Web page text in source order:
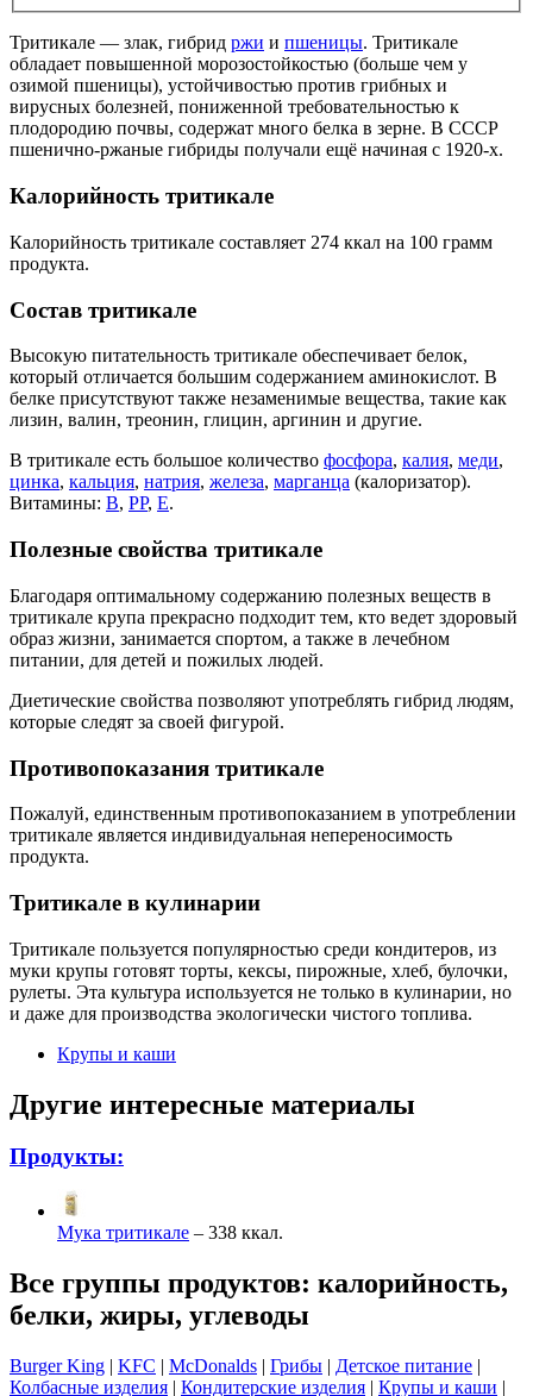
Тритикале — злак, гибрид ржи и пшеницы. Тритикале
обладает повышенной морозостойкостью (больше чем у
озимой пшеницы), устойчивостью против грибных и
вирусных болезней, пониженной требовательностью к
плодородию почвы, содержат много белка в зерне. В СССР
пшенично-ржаные гибриды получали ещё начиная с 1920-х.
Калорийность тритикале
Калорийность тритикале составляет 274 ккал на 100 грамм
продукта.
Состав тритикале
Высокую питательность тритикале обеспечивает белок,
который отличается большим содержанием аминокислот. В
белке присутствуют также незаменимые вещества, такие как
лизин, валин, треонин, глицин, аргинин и другие.
В тритикале есть большое количество фосфора, калия, меди,
цинка, кальция, натрия, железа, марганца (калоризатор).
Витамины: В, РР, Е.
Полезные свойства тритикале
Благодаря оптимальному содержанию полезных веществ в
тритикале крупа прекрасно подходит тем, кто ведет здоровый
образ жизни, занимается спортом, а также в лечебном
питании, для детей и пожилых людей.
Диетические свойства позволяют употреблять гибрид людям,
которые следят за своей фигурой.
Противопоказания тритикале
Пожалуй, единственным противопоказанием в употреблении
тритикале является индивидуальная непереносимость
продукта.
Тритикале в кулинарии
Тритикале пользуется популярностью среди кондитеров, из
муки крупы готовят торты, кексы, пирожные, хлеб, булочки,
рулеты. Эта культура используется не только в кулинарии, но
и даже для производства экологически чистого топлива.
Крупы и каши
Другие интересные материалы
Продукты:
Мука тритикале – 338 ккал.
Все группы продуктов: калорийность,
белки, жиры, углеводы
Burger King | KFC | McDonalds | Грибы | Детское питание |
Колбасные изделия | Кондитерские изделия | Крупы и каши |